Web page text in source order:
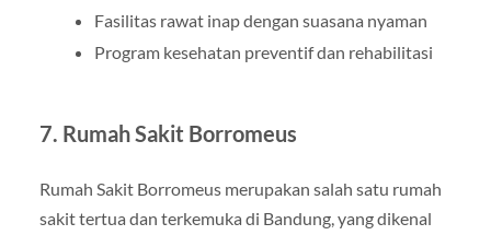
Fasilitas rawat inap dengan suasana nyaman
Program kesehatan preventif dan rehabilitasi
7. Rumah Sakit Borromeus
Rumah Sakit Borromeus merupakan salah satu rumah
sakit tertua dan terkemuka di Bandung, yang dikenal